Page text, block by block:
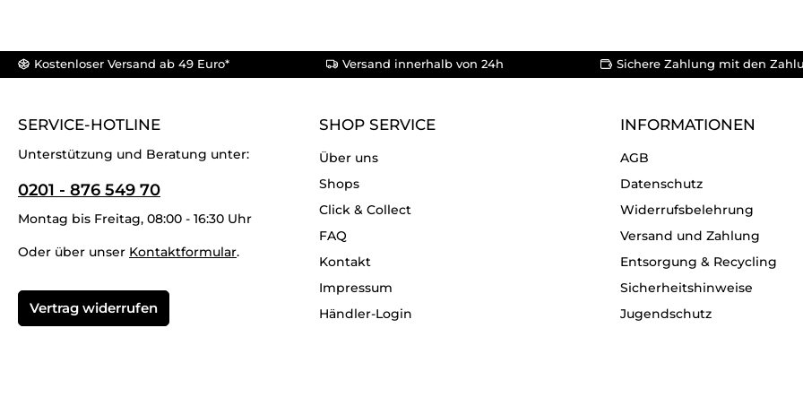
Kostenloser Versand ab 49 Euro* Versand innerhalb von 24h Sichere Zahlung mit den
SERVICE-HOTLINE
Unterstützung und Beratung unter:
0201 - 876 549 70
Montag bis Freitag, 08:00 - 16:30 Uhr
Oder über unser Kontaktformular.
Vertrag widerrufen
SHOP SERVICE
Über uns
Shops
Click & Collect
FAQ
Kontakt
Impressum
Händler-Login
INFORMATIONEN
AGB
Datenschutz
Widerrufsbelehrung
Versand und Zahlung
Entsorgung & Recycling
Sicherheitshinweise
Jugendschutz